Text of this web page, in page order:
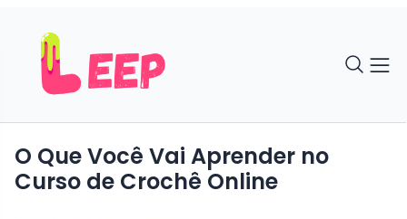
O Que Você Vai Aprender no
Curso de Crochê Online